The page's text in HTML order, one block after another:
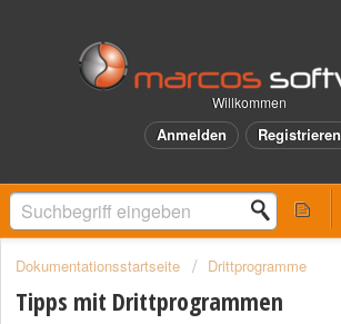
Willkommen
Anmelden Registrieren
Dokumentationsstartseite Drittprogramme
Tipps mit Drittprogrammen